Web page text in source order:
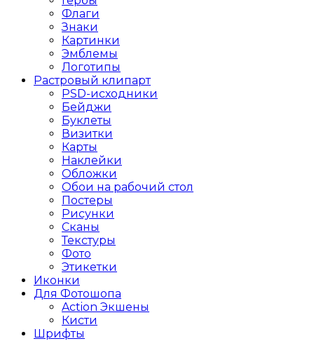
Флаги
Знаки
Картинки
Эмблемы
Логотипы
Растровый клипарт
PSD-исходники
Бейджи
Буклеты
Визитки
Карты
Наклейки
Обложки
Обои на рабочий стол
Постеры
Рисунки
Сканы
Текстуры
Фото
Этикетки
Иконки
Для Фотошопа
Action Экшены
Кисти
Шрифты